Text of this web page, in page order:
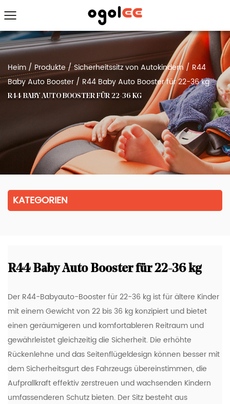
Heim / Produkte/Sicherheitssitz von Autokindern/ R44
Baby Auto Booster / R44 Baby Auto Booster für 22-36 kg
R44 BABY AUTO BOOSTER FÜR 22-36 KG
KATEGORIEN
R44 Baby Auto Booster für 22-36 kg
Der R44-Babyauto-Booster für 22-36 kg ist für ältere Kinder
mit einem Gewicht von 22 bis 36 kg konzipiert und bietet
einen geräumigeren und komfortableren Reitraum und
gewährleistet gleichzeitig die Sicherheit. Die erhöhte
Rückenlehne und das Seitenflügeldesign können besser mit
dem Sicherheitsgurt des Fahrzeugs übereinstimmen, die
Aufprallkraft effektiv zerstreuen und wachsenden Kindern
umfassenderen Schutz bieten. Der Sitz besteht aus